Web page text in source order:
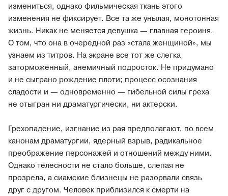
измениться, однако фильмическая ткань этого
изменения не фиксирует. Все та же унылая, монотонная
жизнь. Никак не меняется девушка — главная героиня.
О том, что она в очередной раз «стала женщиной», мы
узнаем из титров. На экране все тот же слегка
заторможенный, анемичный подросток. Не придумано
и не сыграно рождение плоти; процесс осознания
сладости и — одновременно — гибельной силы греха
не отыгран ни драматургически, ни актерски.
Грехопадение, изгнание из рая предполагают, по всем
канонам драматургии, ядерный взрыв, радикальное
преображение персонажей и отношений между ними.
Однако телесности не стало больше, слепая не
прозрела, а сиамские близнецы не разорвали связь
друг с другом. Человек приблизился к смерти на